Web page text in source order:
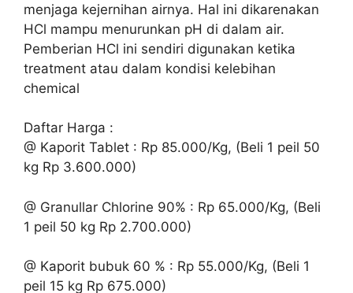
menjaga kejernihan airnya. Hal ini dikarenakan
HCl mampu menurunkan pH di dalam air.
Pemberian HCl ini sendiri digunakan ketika
treatment atau dalam kondisi kelebihan
chemical
Daftar Harga :
@ Kaporit Tablet : Rp 85.000/Kg, (Beli 1 peil 50
kg Rp 3.600.000)
@ Granullar Chlorine 90% : Rp 65.000/Kg, (Beli
1 peil 50 kg Rp 2.700.000)
@ Kaporit bubuk 60 % : Rp 55.000/Kg, (Beli 1
peil 15 kg Rp 675.000)